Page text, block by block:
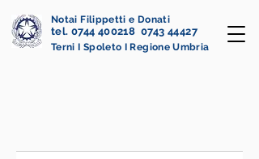
Notai Filippetti e Donati
tel. 0744 400218 0743 44427
Terni I Spoleto I Regione Umbria